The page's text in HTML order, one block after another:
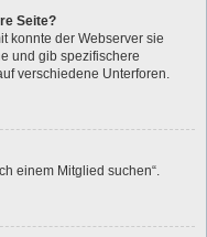
Seite?
konnte der Webserver sie
und gib spezifischere
verschiedene Unterforen.
einem Mitglied suchen“.